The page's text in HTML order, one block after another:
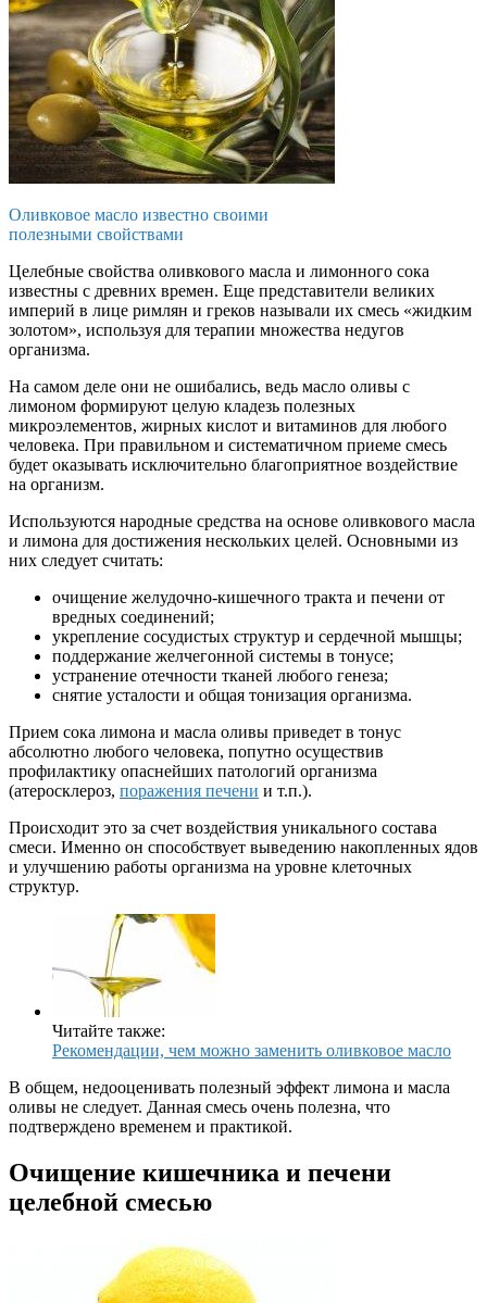
Оливковое масло известно своими
полезными свойствами
Целебные свойства оливкового масла и лимонного сока
известны с древних времен. Еще представители великих
империй в лице римлян и греков называли их смесь «жидким
золотом», используя для терапии множества недугов
организма.
На самом деле они не ошибались, ведь масло оливы с
лимоном формируют целую кладезь полезных
микроэлементов, жирных кислот и витаминов для любого
человека. При правильном и систематичном приеме смесь
будет оказывать исключительно благоприятное воздействие
на организм.
Используются народные средства на основе оливкового масла
и лимона для достижения нескольких целей. Основными из
них следует считать:
очищение желудочно-кишечного тракта и печени от
вредных соединений;
укрепление сосудистых структур и сердечной мышцы;
поддержание желчегонной системы в тонусе;
устранение отечности тканей любого генеза;
снятие усталости и общая тонизация организма.
Прием сока лимона и масла оливы приведет в тонус
абсолютно любого человека, попутно осуществив
профилактику опаснейших патологий организма
(атеросклероз, поражения печени и т.п.).
Происходит это за счет воздействия уникального состава
смеси. Именно он способствует выведению накопленных ядов
и улучшению работы организма на уровне клеточных
структур.
Читайте также:
Рекомендации, чем можно заменить оливковое масло
В общем, недооценивать полезный эффект лимона и масла
оливы не следует. Данная смесь очень полезна, что
подтверждено временем и практикой.
Очищение кишечника и печени
целебной смесью